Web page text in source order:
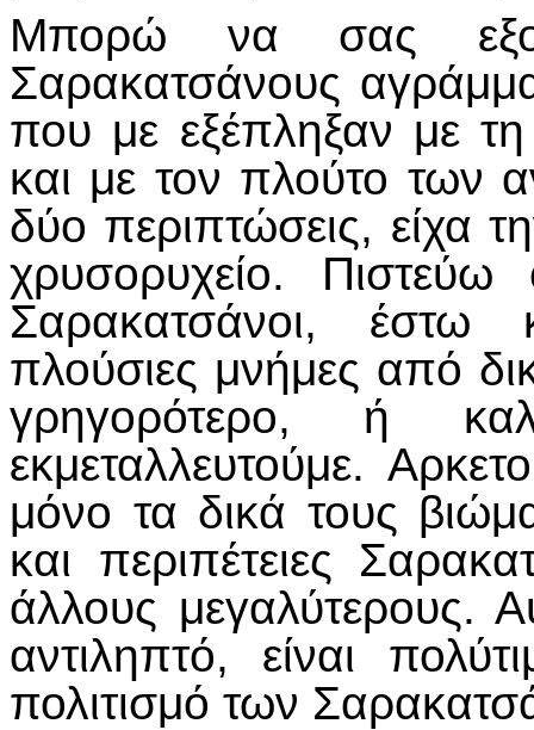
Μπορώ να σας
Σαρακατσάνους
που με εξέπληξαν με τη
και με τον πλούτο των
δύο περιπτώσεις, είχα
χρυσορυχείο. Πιστεύω
Σαρακατσάνοι, έστω
πλούσιες μνήμες από
γρηγορότερο, ή
εκμεταλλευτούμε.
μόνο τα δικά τους
και περιπέτειες
άλλους μεγαλύτερους.
αντιληπτό, είναι
πολιτισμό των